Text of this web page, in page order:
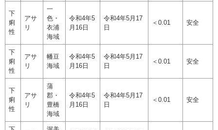
下
痢
性
アサ
リ
一
色・
衣浦
海域
令和4年5
月16日
令和4年5月17
日
＜0.01 安全
下
痢
性
アサ
リ
幡豆
海域
令和4年5
月16日
令和4年5月17
日
＜0.01 安全
下
痢
性
アサ
リ
蒲
郡・
豊橋
海域
令和4年5
月16日
令和4年5月17
日
＜0.01 安全